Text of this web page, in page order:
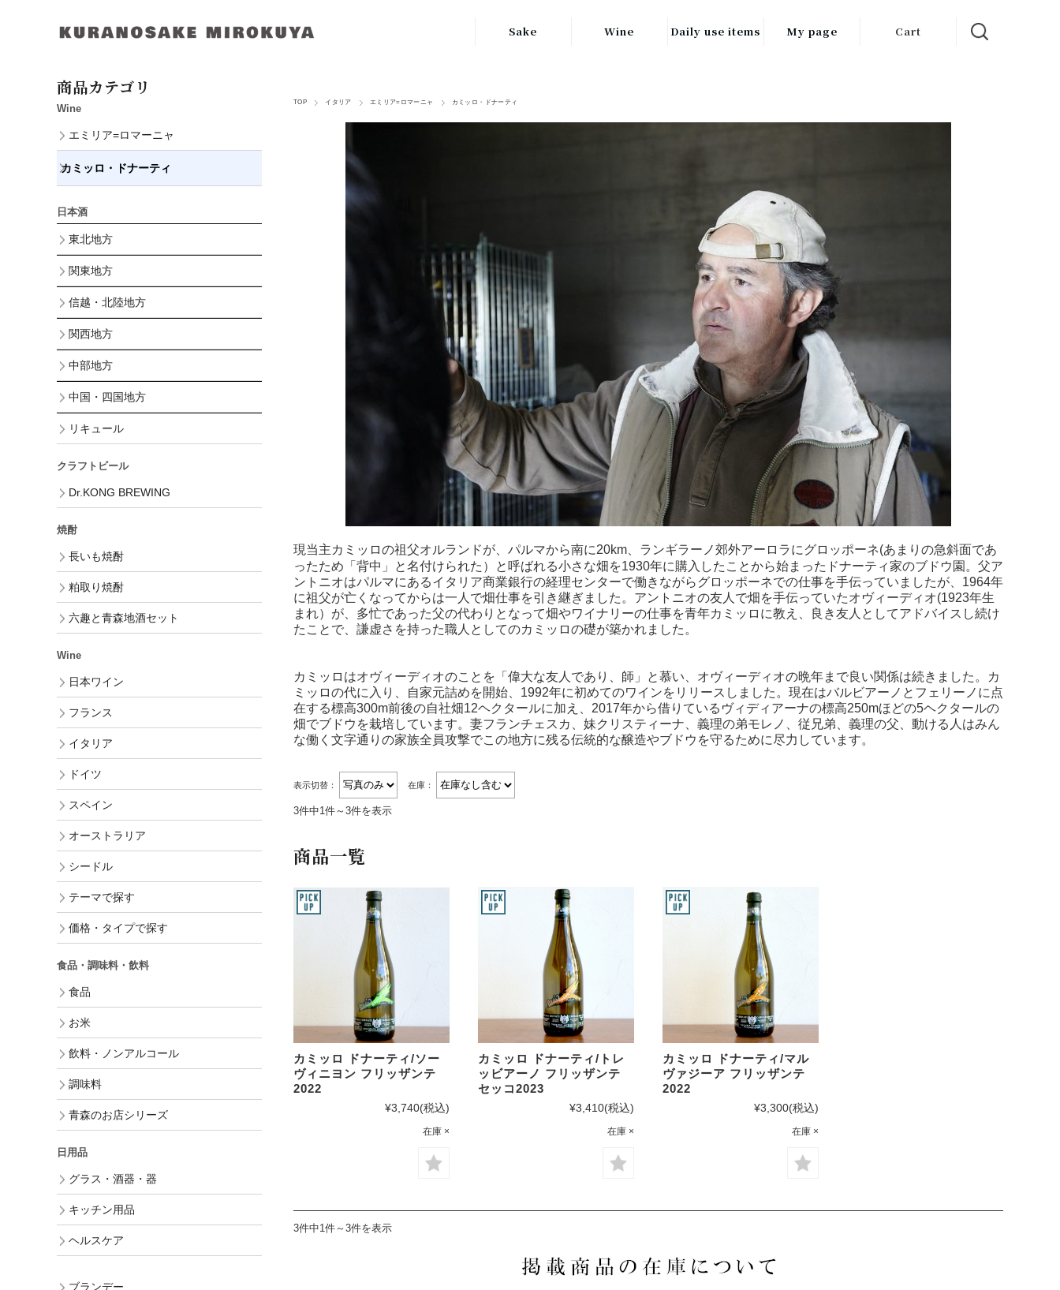
Sake
関東の地酒
中国・四国地方
の地酒
Wine
FRANCE
Daily use items
グラス・酒器・
器
ヘルスケア
My page Cart
TOP イタリア エミリア=ロマーニャ カミッロ・ドナーティ
現当主カミッロの祖父オルランドが、パルマから南に20km、ランギラーノ郊外アーロラにグロッポーネ(あまりの急斜面であ
ったため「背中」と名付けられた）と呼ばれる小さな畑を1930年に購入したことから始まったドナーティ家のブドウ園。父ア
ントニオはパルマにあるイタリア商業銀行の経理センターで働きながらグロッポーネでの仕事を手伝っていましたが、1964年
に祖父が亡くなってからは一人で畑仕事を引き継ぎました。アントニオの友人で畑を手伝っていたオヴィーディオ(1923年生
まれ）が、多忙であった父の代わりとなって畑やワイナリーの仕事を青年カミッロに教え、良き友人としてアドバイスし続け
たことで、謙虚さを持った職人としてのカミッロの礎が築かれました。
カミッロはオヴィーディオのことを「偉大な友人であり、師」と慕い、オヴィーディオの晩年まで良い関係は続きました。カ
ミッロの代に入り、自家元詰めを開始、1992年に初めてのワインをリリースしました。現在はバルビアーノとフェリーノに点
在する標高300m前後の自社畑12ヘクタールに加え、2017年から借りているヴィディアーナの標高250mほどの5ヘクタールの
畑でブドウを栽培しています。妻フランチェスカ、妹クリスティーナ、義理の弟モレノ、従兄弟、義理の父、動ける人はみん
な働く文字通りの家族全員攻撃でこの地方に残る伝統的な醸造やブドウを守るために尽力しています。
表示切替： 在庫：
3件中1件～3件を表示
商品一覧
カミッロ ドナーティ/ソー
ヴィニヨン フリッザンテ
2022
¥3,740(税込)
在庫 ×
カミッロ ドナーティ/トレ
ッビアーノ フリッザンテ
セッコ2023
¥3,410(税込)
在庫 ×
カミッロ ドナーティ/マル
ヴァジーア フリッザンテ
2022
¥3,300(税込)
在庫 ×
3件中1件～3件を表示
商品カテゴリ
Wine
エミリア=ロマーニャ
カミッロ・ドナーティ
日本酒
東北地方
関東地方
信越・北陸地方
関西地方
中部地方
中国・四国地方
リキュール
クラフトビール
Dr.KONG BREWING
焼酎
長いも焼酎
粕取り焼酎
六趣と青森地酒セット
Wine
日本ワイン
フランス
イタリア
ドイツ
スペイン
オーストラリア
シードル
テーマで探す
価格・タイプで探す
食品・調味料・飲料
食品
お米
飲料・ノンアルコール
調味料
青森のお店シリーズ
日用品
グラス・酒器・器
キッチン用品
ヘルスケア
ブランデー